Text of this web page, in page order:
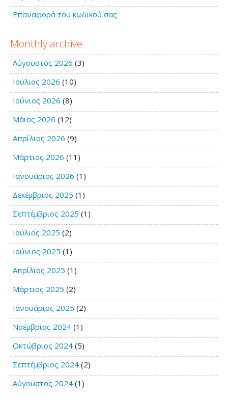
Επαναφορά του κωδικού σας
Monthly archive
Αύγουστος 2026 (3)
Ιούλιος 2026 (10)
Ιούνιος 2026 (8)
Μάιος 2026 (12)
Απρίλιος 2026 (9)
Μάρτιος 2026 (11)
Ιανουάριος 2026 (1)
Δεκέμβριος 2025 (1)
Σεπτέμβριος 2025 (1)
Ιούλιος 2025 (2)
Ιούνιος 2025 (1)
Απρίλιος 2025 (1)
Μάρτιος 2025 (2)
Ιανουάριος 2025 (2)
Νοέμβριος 2024 (1)
Οκτώβριος 2024 (5)
Σεπτέμβριος 2024 (2)
Αύγουστος 2024 (1)